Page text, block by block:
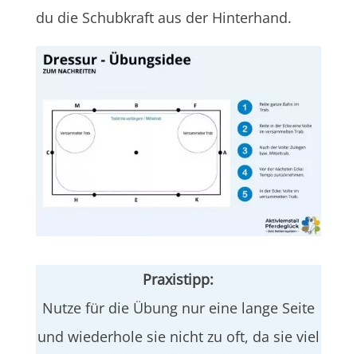
du die Schubkraft aus der Hinterhand.
Praxistipp:
Nutze für die Übung nur eine lange Seite
und wiederhole sie nicht zu oft, da sie viel